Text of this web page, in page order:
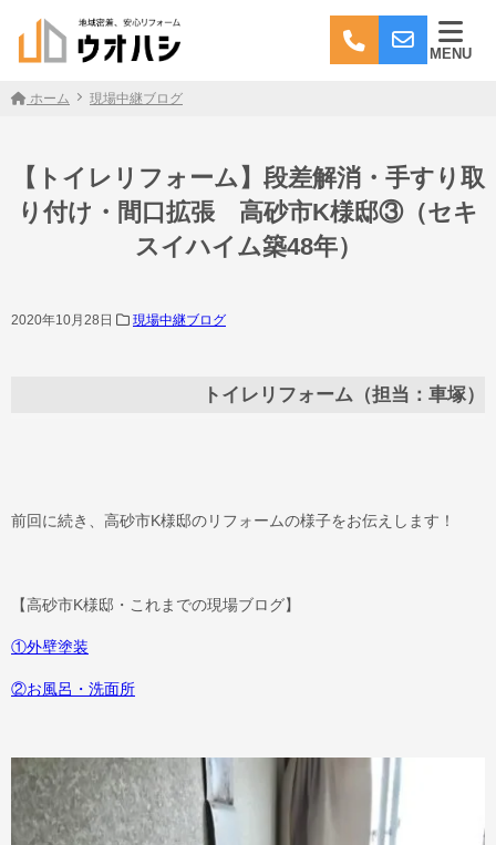
MENU
ホーム 現場中継ブログ
【トイレリフォーム】段差解消・手すり取
り付け・間口拡張 高砂市K様邸③（セキ
スイハイム築48年）
2020年10月28日 現場中継ブログ
トイレリフォーム（担当：車塚）
前回に続き、高砂市K様邸のリフォームの様子をお伝えします！
【高砂市K様邸・これまでの現場ブログ】
①外壁塗装
②お風呂・洗面所